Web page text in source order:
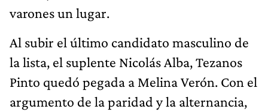
varones un lugar.
Al subir el último candidato masculino de
la lista, el suplente Nicolás Alba, Tezanos
Pinto quedó pegada a Melina Verón. Con el
argumento de la paridad y la alternancia,